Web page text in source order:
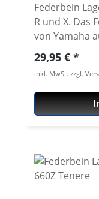
Federbein
R und X. Das Federbeinlager der XT660 wird
von Yamaha
ausgeliefert.
unsensibel
bemerkbar macht. Enthält ein
Nadellager,
Yamaha XT-
Regulärer
29,95 €
inkl. MwSt. zzgl.